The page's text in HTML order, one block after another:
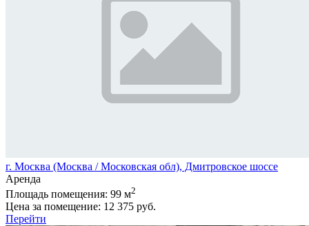
г. Москва (Москва / Московская обл), Дмитровское шоссе
Аренда
Площадь помещения: 99 м2
Цена за помещение: 12 375 руб.
Перейти